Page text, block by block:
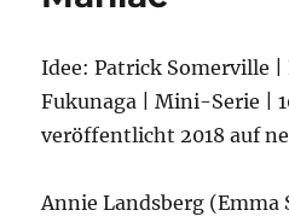
Idee: Patrick Somerville |
Fukunaga | Mini-Serie |
veröffentlicht 2018 auf
Annie Landsberg (Emma